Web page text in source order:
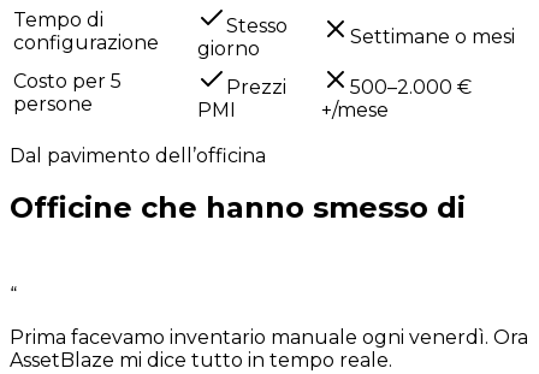
Tempo di
configurazione
Stesso
giorno
Settimane o mesi
Costo per 5
persone
Prezzi
PMI
500–2.000 €
+/mese
Dal pavimento dell’officina
Officine che hanno smesso di
“
Prima facevamo inventario manuale ogni venerdì. Ora
AssetBlaze mi dice tutto in tempo reale.